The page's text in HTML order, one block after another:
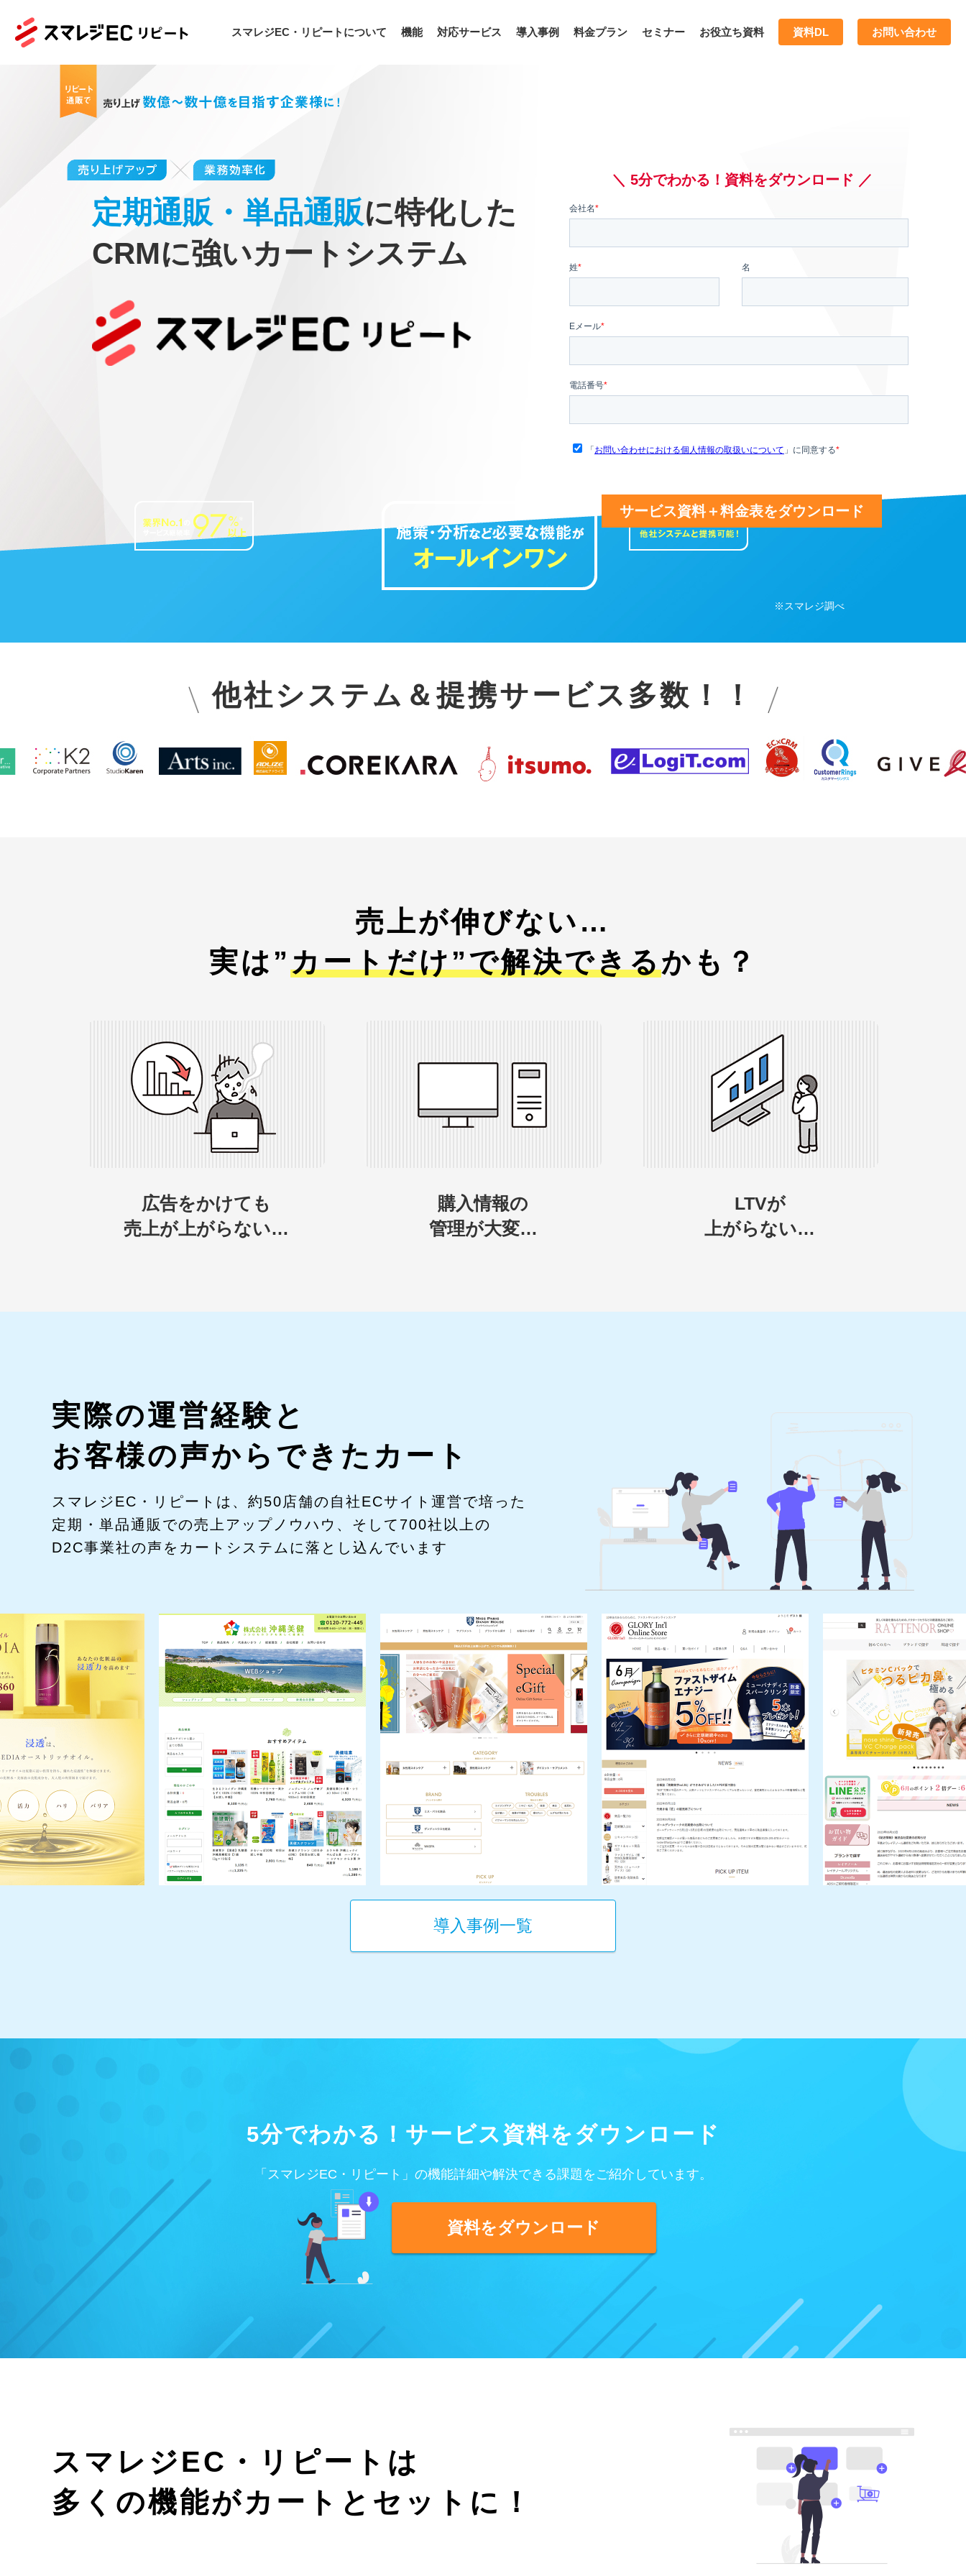
スマレジEC・リピートについて 機能 対応サービス 導入事例 料金プラン セミナー お役立ち資料 資料DL お問い合わせ
＼ 5分でわかる！資料をダウンロード ／
定期通販・単品通販に特化した
CRMに強いカートシステム
※スマレジ調べ
他社システム＆提携サービス多数！！
売上が伸びない…
実は”カートだけ”で解決できるかも？
広告をかけても
売上が上がらない…
購入情報の
管理が大変…
LTVが
上がらない…
実際の運営経験と
お客様の声からできたカート
スマレジEC・リピートは、約50店舗の自社ECサイト運営で培った
定期・単品通販での売上アップノウハウ、そして700社以上の
D2C事業社の声をカートシステムに落とし込んでいます
導入事例一覧
5分でわかる！ サービス資料をダウンロード
「スマレジEC・リピート」の機能詳細や解決できる課題をご紹介しています。
資料をダウンロード
スマレジEC・リピートは
多くの機能がカートとセットに！